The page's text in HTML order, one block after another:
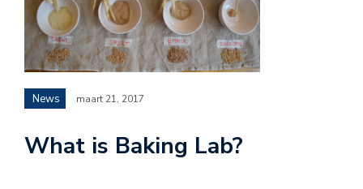
News maart 21, 2017
What is Baking Lab?